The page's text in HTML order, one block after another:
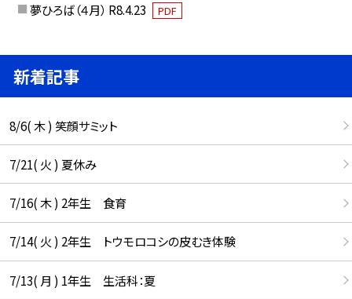
夢ひろば（４月） R8.4.23
PDF
新着記事
8/6( 木 ) 笑顔サミット
7/21( 火 ) 夏休み
7/16( 木 ) 2年生 食育
7/14( 火 ) 2年生 トウモロコシの皮むき体験
7/13( 月 ) 1年生 生活科：夏